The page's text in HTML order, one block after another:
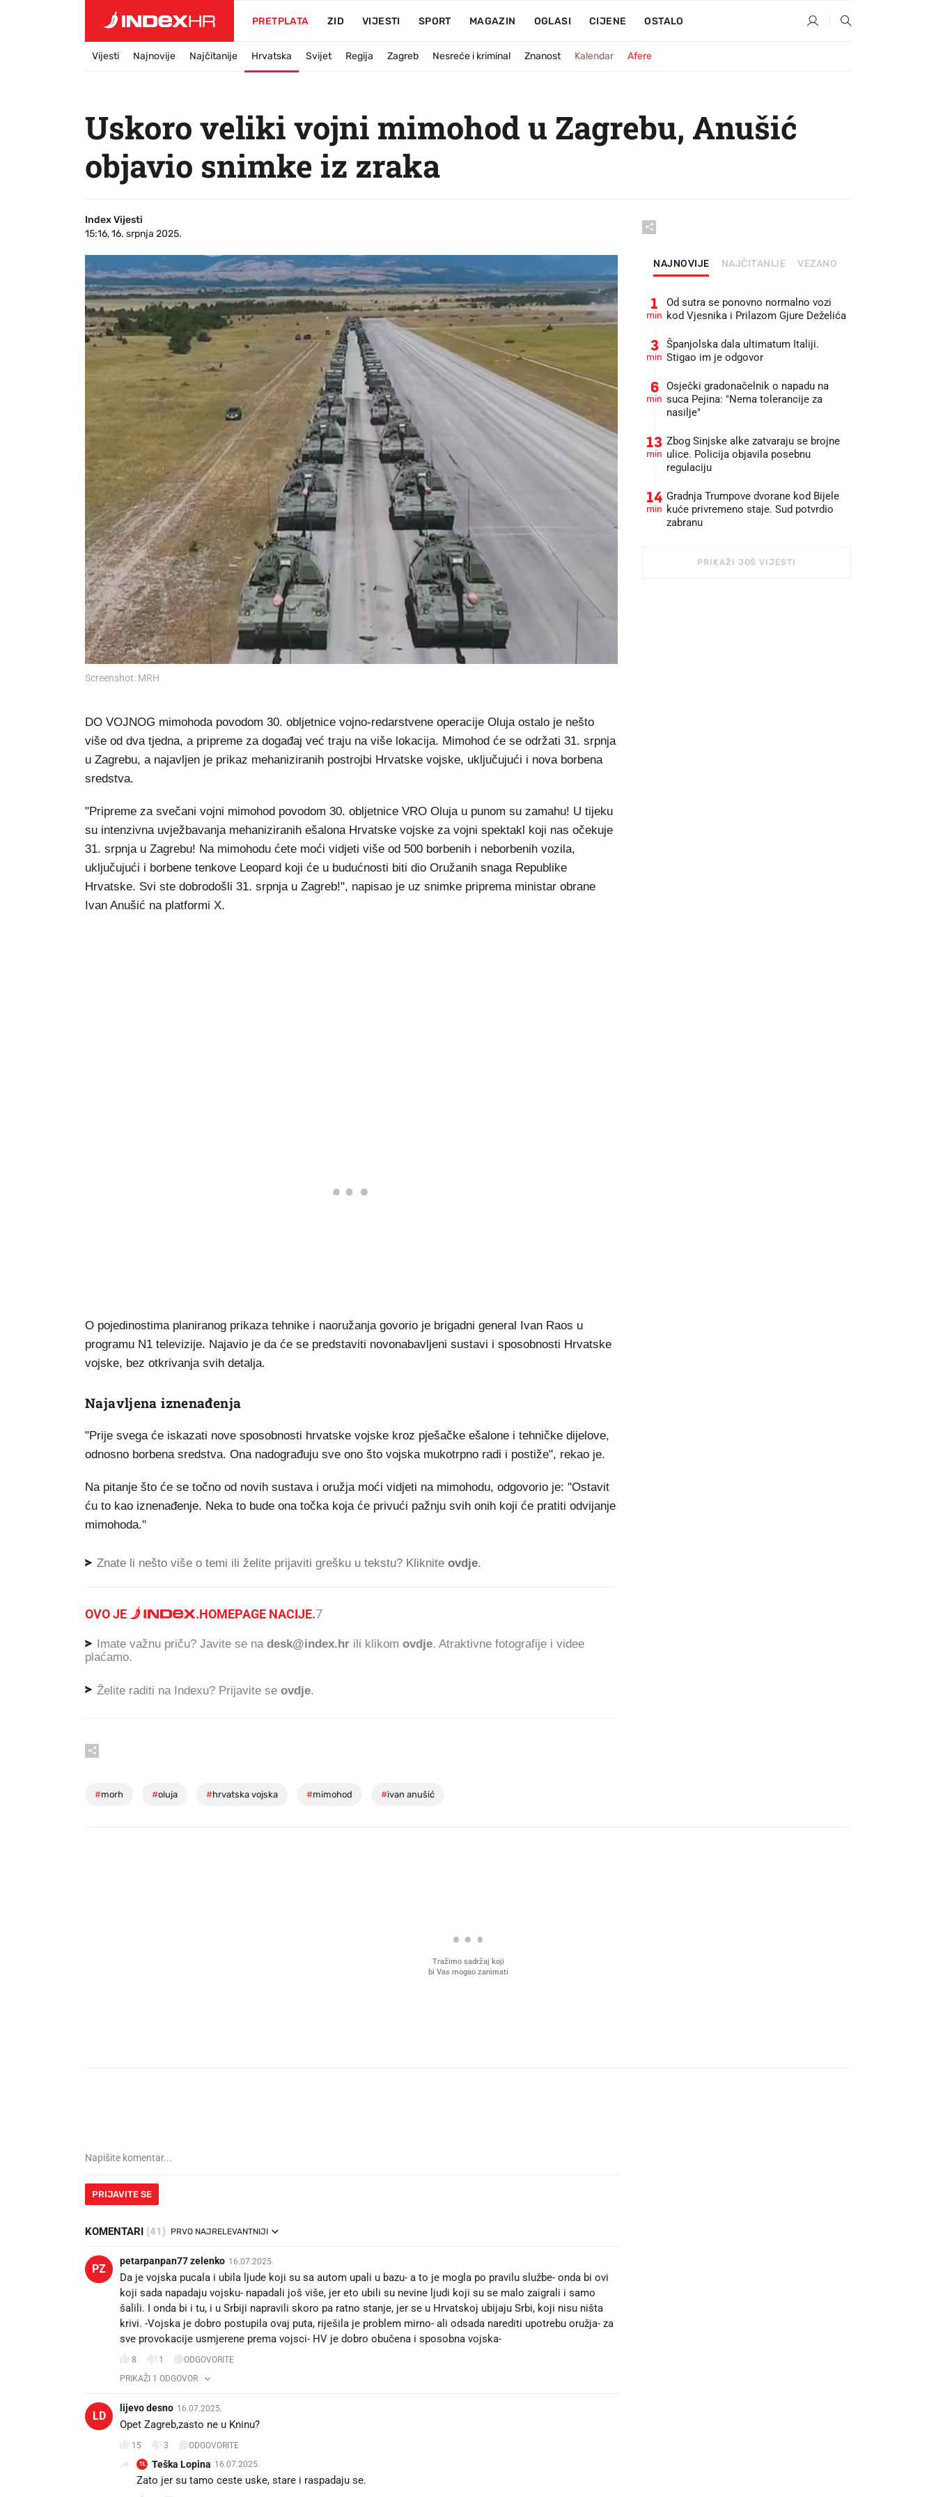
PRETPLATA ZID VIJESTI SPORT MAGAZIN OGLASI CIJENE OSTALO
Vijesti Najnovije Najčitanije Hrvatska Svijet Regija Zagreb Nesreće i kriminal Znanost Kalendar Afere
Uskoro veliki vojni mimohod u Zagrebu, Anušić
objavio snimke iz zraka
Index Vijesti
15:16, 16. srpnja 2025.
Screenshot: MRH
DO VOJNOG mimohoda povodom 30. obljetnice vojno-redarstvene operacije Oluja ostalo je nešto
više od dva tjedna, a pripreme za događaj već traju na više lokacija. Mimohod će se održati 31. srpnja
u Zagrebu, a najavljen je prikaz mehaniziranih postrojbi Hrvatske vojske, uključujući i nova borbena
sredstva.
"Pripreme za svečani vojni mimohod povodom 30. obljetnice VRO Oluja u punom su zamahu! U tijeku
su intenzivna uvježbavanja mehaniziranih ešalona Hrvatske vojske za vojni spektakl koji nas očekuje
31. srpnja u Zagrebu! Na mimohodu ćete moći vidjeti više od 500 borbenih i neborbenih vozila,
uključujući i borbene tenkove Leopard koji će u budućnosti biti dio Oružanih snaga Republike
Hrvatske. Svi ste dobrodošli 31. srpnja u Zagreb!", napisao je uz snimke priprema ministar obrane
Ivan Anušić na platformi X.
O pojedinostima planiranog prikaza tehnike i naoružanja govorio je brigadni general Ivan Raos u
programu N1 televizije. Najavio je da će se predstaviti novonabavljeni sustavi i sposobnosti Hrvatske
vojske, bez otkrivanja svih detalja.
Najavljena iznenađenja
"Prije svega će iskazati nove sposobnosti hrvatske vojske kroz pješačke ešalone i tehničke dijelove,
odnosno borbena sredstva. Ona nadograđuju sve ono što vojska mukotrpno radi i postiže", rekao je.
Na pitanje što će se točno od novih sustava i oružja moći vidjeti na mimohodu, odgovorio je: "Ostavit
ću to kao iznenađenje. Neka to bude ona točka koja će privući pažnju svih onih koji će pratiti odvijanje
mimohoda."
Znate li nešto više o temi ili želite prijaviti grešku u tekstu? Kliknite ovdje.
OVO JE .HOMEPAGE NACIJE.792.444 ČITATELJA D
Imate važnu priču? Javite se na desk@index.hr ili klikom ovdje. Atraktivne fotografije i videe
plaćamo.
Želite raditi na Indexu? Prijavite se ovdje.
#morh #oluja #hrvatska vojska #mimohod #ivan anušić
NAJNOVIJE NAJČITANIJE VEZANO
1
min
Od sutra se ponovno normalno vozi
kod Vjesnika i Prilazom Gjure Deželića
3
min
Španjolska dala ultimatum Italiji.
Stigao im je odgovor
6
min
Osječki gradonačelnik o napadu na
suca Pejina: "Nema tolerancije za
nasilje"
13
min
Zbog Sinjske alke zatvaraju se brojne
ulice. Policija objavila posebnu
regulaciju
14
min
Gradnja Trumpove dvorane kod Bijele
kuće privremeno staje. Sud potvrdio
zabranu
PRIKAŽI JOŠ VIJESTI
Tražimo sadržaj koji
bi Vas mogao zanimati
PRIJAVITE SE
KOMENTARI (41) PRVO NAJRELEVANTNIJI
PZ
petarpanpan77 zelenko 16.07.2025.
Da je vojska pucala i ubila ljude koji su sa autom upali u bazu- a to je mogla po pravilu službe- onda bi ovi
koji sada napadaju vojsku- napadali još više, jer eto ubili su nevine ljudi koji su se malo zaigrali i samo
šalili. I onda bi i tu, i u Srbiji napravili skoro pa ratno stanje, jer se u Hrvatskoj ubijaju Srbi, koji nisu ništa
krivi. -Vojska je dobro postupila ovaj puta, riješila je problem mirno- ali odsada narediti upotrebu oružja- za
sve provokacije usmjerene prema vojsci- HV je dobro obučena i sposobna vojska-
8 1
ODGOVORITE
PRIKAŽI 1 ODGOVOR
LD
lijevo desno 16.07.2025.
Opet Zagreb,zasto ne u Kninu?
15 3 ODGOVORITE
TL Teška Lopina 16.07.2025.
Zato jer su tamo ceste uske, stare i raspadaju se.